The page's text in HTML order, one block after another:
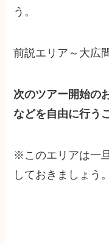
う。
前説エリア～大広
次のツアー開始の
などを自由に行う
※このエリアは一
しておきましょう。